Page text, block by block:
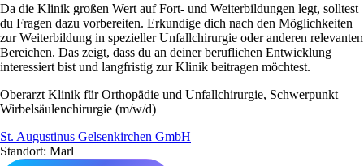
Da die Klinik großen Wert auf Fort- und Weiterbildungen legt, solltest
du Fragen dazu vorbereiten. Erkundige dich nach den Möglichkeiten
zur Weiterbildung in spezieller Unfallchirurgie oder anderen relevanten
Bereichen. Das zeigt, dass du an deiner beruflichen Entwicklung
interessiert bist und langfristig zur Klinik beitragen möchtest.
Oberarzt Klinik für Orthopädie und Unfallchirurgie, Schwerpunkt
Wirbelsäulenchirurgie (m/w/d)
St. Augustinus Gelsenkirchen GmbH
Standort: Marl